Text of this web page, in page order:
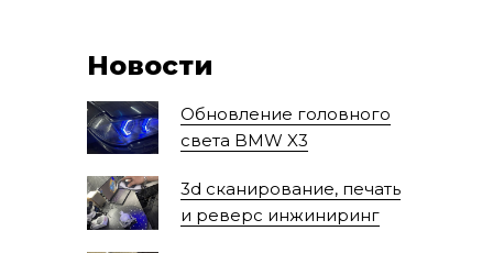
Новости
Обновление головного
света BMW X3
3d сканирование, печать
и реверс инжиниринг